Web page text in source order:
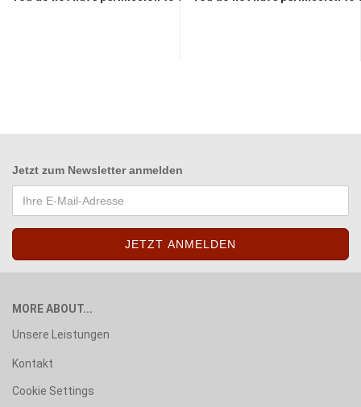
Jetzt zum Newsletter anmelden
MORE ABOUT...
Unsere Leistungen
Kontakt
Cookie Settings